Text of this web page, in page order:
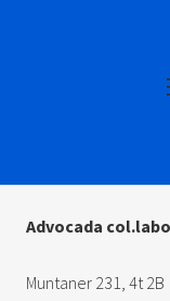
Advocada
Muntaner 231, 4t 2B